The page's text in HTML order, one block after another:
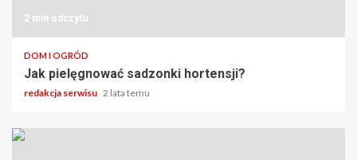
2 min odczytu
DOM I OGRÓD
Jak pielęgnować sadzonki hortensji?
redakcja serwisu 2 lata temu